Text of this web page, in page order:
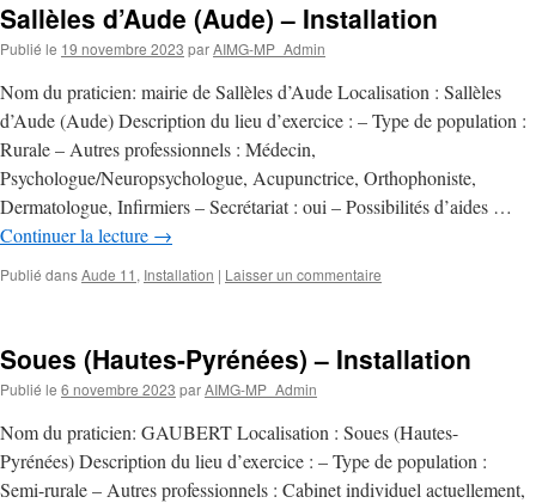
Sallèles d’Aude (Aude) – Installation
Publié le 19 novembre 2023 parAIMG-MP_Admin
Nom du praticien: mairie de Sallèles d’Aude Localisation : Sallèles
d’Aude (Aude) Description du lieu d’exercice : – Type de population :
Rurale – Autres professionnels : Médecin,
Psychologue/Neuropsychologue, Acupunctrice, Orthophoniste,
Dermatologue, Infirmiers – Secrétariat : oui – Possibilités d’aides …
Continuer la lecture →
Publié dansAude 11 , Installation | Laisser un commentaire
Soues (Hautes-Pyrénées) – Installation
Publié le 6 novembre 2023 parAIMG-MP_Admin
Nom du praticien: GAUBERT Localisation : Soues (Hautes-
Pyrénées) Description du lieu d’exercice : – Type de population :
Semi-rurale – Autres professionnels : Cabinet individuel actuellement,